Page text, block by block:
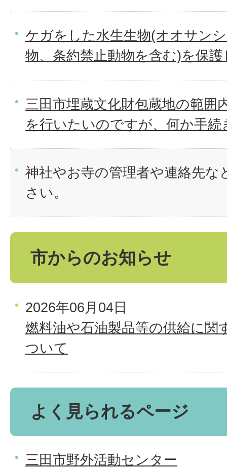
ケガをした水生生物(オオサン
物、条約禁止動物を含む)を保
三田市埋蔵文化財包蔵地の範囲
を行いたいのですが、何か手
神社やお寺の管理者や連絡先
さい。
市からのお知らせ
2026年06月04日
燃料油や石油製品等の供給に関
ついて
よく見られるページ
三田市野外活動センター